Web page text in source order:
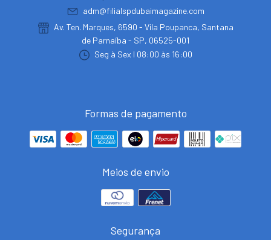
adm@filialspdubaimagazine.com
Av. Ten. Marques, 6590 - Vila Poupanca, Santana
de Parnaíba - SP, 06525-001
Seg à Sex I 08:00 às 16:00
Formas de pagamento
Meios de envio
Segurança